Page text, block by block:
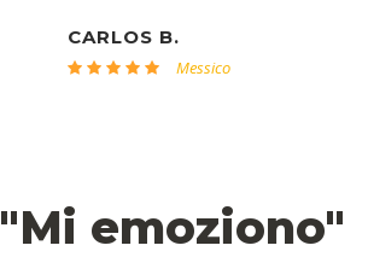
CARLOS B.
Messico
"Mi emoziono"